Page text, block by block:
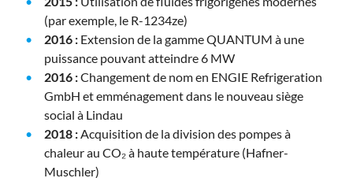
(par exemple, le R-1234ze)
2016 : Extension de la gamme QUANTUM à une
puissance pouvant atteindre 6 MW
2016 :Changement de nom en ENGIE Refrigeration
GmbH et emménagement dans le nouveau siège
social à Lindau
2018 : Acquisition de la division des pompes à
chaleur au CO₂ à haute température (Hafner-
Muschler)